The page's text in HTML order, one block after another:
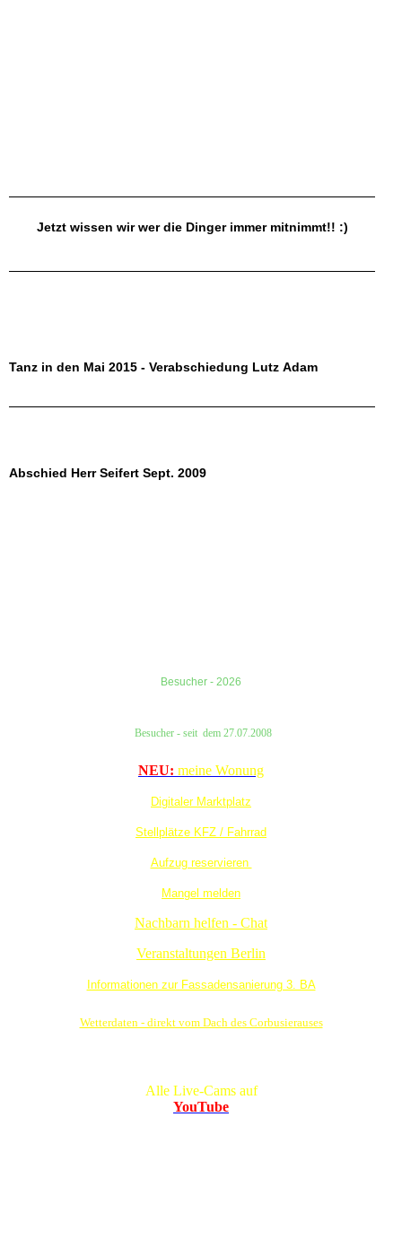
Jetzt wissen wir wer die Dinger immer mitnimmt!! :)
Tanz in den Mai 2015 - Verabschiedung Lutz Adam
Abschied Herr Seifert Sept. 2009
Besucher - 2026
Besucher - seit dem27.07.2008
NEU: meine Wonung
Digitaler Marktplatz
Stellplätze KFZ / Fahrrad
Aufzug reservieren
Mangel melden
Nachbarn helfen - Chat
Veranstaltungen Berlin
Informationen zur Fassadensanierung 3. BA
Wetterdaten - direkt vom Dach des Corbusierauses
Alle Live-Cams auf
YouTube